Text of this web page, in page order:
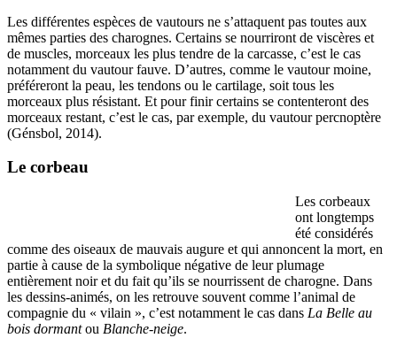
Les différentes espèces de vautours ne s’attaquent pas toutes aux
mêmes parties des charognes. Certains se nourriront de viscères et
de muscles, morceaux les plus tendre de la carcasse, c’est le cas
notamment du vautour fauve. D’autres, comme le vautour moine,
préféreront la peau, les tendons ou le cartilage, soit tous les
morceaux plus résistant. Et pour finir certains se contenteront des
morceaux restant, c’est le cas, par exemple, du vautour percnoptère
(Génsbol, 2014).
Le corbeau
Les corbeaux
ont longtemps
été considérés
comme des oiseaux de mauvais augure et qui annoncent la mort, en
partie à cause de la symbolique négative de leur plumage
entièrement noir et du fait qu’ils se nourrissent de charogne. Dans
les dessins-animés, on les retrouve souvent comme l’animal de
compagnie du « vilain », c’est notamment le cas dans La Belle au
bois dormantou Blanche-neige.